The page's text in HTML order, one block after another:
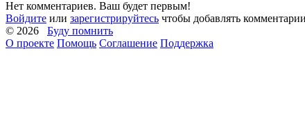
Нет комментариев. Ваш будет первым!
Войдите или зарегистрируйтесь чтобы добавлять комментарии
© 2026 Буду помнить
О проекте Помощь Соглашение Поддержка